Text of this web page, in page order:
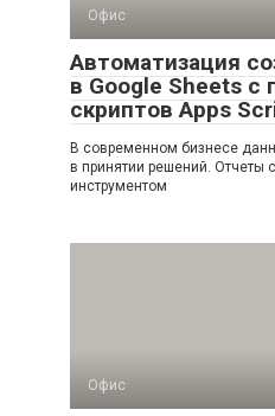
Офис
Автоматизация
в Google Sheets
скриптов Apps
В современном бизнесе
в принятии решений. Отчеты
инструментом
Офис